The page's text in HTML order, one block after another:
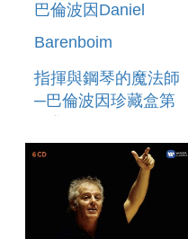
巴倫波因Daniel
Barenboim
指揮與鋼琴的魔法師
─巴倫波因珍藏盒第
DANIEL